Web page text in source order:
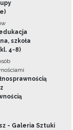
szkoła
4-8)
- Galeria Sztuki